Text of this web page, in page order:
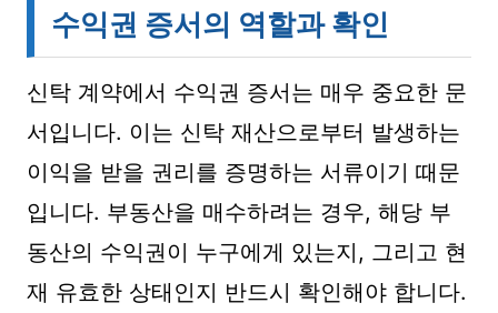
수익권 증서의 역할과 확인
신탁 계약에서 수익권 증서는 매우 중요한 문
서입니다. 이는 신탁 재산으로부터 발생하는
이익을 받을 권리를 증명하는 서류이기 때문
입니다. 부동산을 매수하려는 경우, 해당 부
동산의 수익권이 누구에게 있는지, 그리고 현
재 유효한 상태인지 반드시 확인해야 합니다.